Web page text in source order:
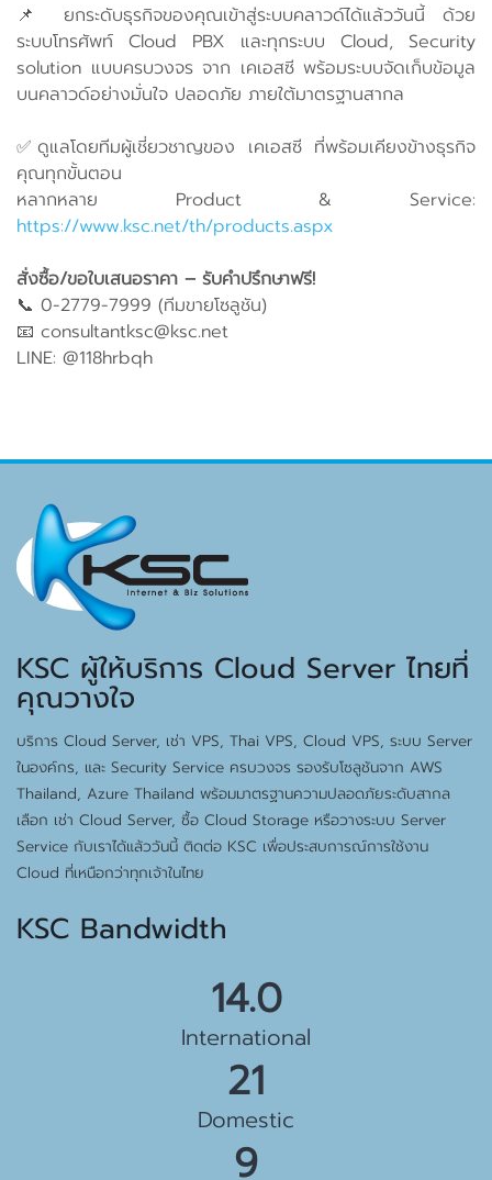
📌 ยกระดับธุรกิจของคุณเข้าสู่ระบบคลาวด์ได้แล้ววันนี้ ด้วย
ระบบโทรศัพท์ Cloud PBX และทุกระบบ Cloud, Security
solution แบบครบวงจร จาก เคเอสซี พร้อมระบบจัดเก็บข้อมูล
บนคลาวด์อย่างมั่นใจ ปลอดภัย ภายใต้มาตรฐานสากล
✅ดูแลโดยทีมผู้เชี่ยวชาญของ เคเอสซี ที่พร้อมเคียงข้างธุรกิจ
คุณทุกขั้นตอน
หลากหลาย Product & Service:
https://www.ksc.net/th/products.aspx
สั่งซื้อ/ขอใบเสนอราคา – รับคำปรึกษาฟรี!
📞 0-2779-7999 (ทีมขายโซลูชัน)
📧 consultantksc@ksc.net
LINE: @118hrbqh
KSC ผู้ให้บริการ Cloud Server ไทยที่
คุณวางใจ
บริการ Cloud Server, เช่า VPS, Thai VPS, Cloud VPS, ระบบ Server
ในองค์กร, และ Security Service ครบวงจร รองรับโซลูชันจาก AWS
Thailand, Azure Thailand พร้อมมาตรฐานความปลอดภัยระดับสากล
เลือก เช่า Cloud Server, ซื้อ Cloud Storage หรือวางระบบ Server
Service กับเราได้แล้ววันนี้ ติดต่อ KSC เพื่อประสบการณ์การใช้งาน
Cloud ที่เหนือกว่าทุกเจ้าในไทย
KSC Bandwidth
15.5 Gbps
International
23 Gbps
Domestic
10 Gbps